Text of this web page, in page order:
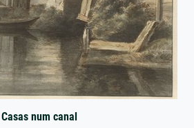
Casas num canal